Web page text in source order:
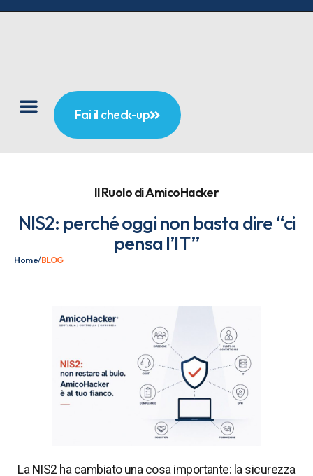
Fai il check-up
Il Ruolo di AmicoHacker
NIS2: perché oggi non basta dire “ci
pensa l’IT”
Home/BLOG
La NIS2 ha cambiato una cosa importante: la sicurezza